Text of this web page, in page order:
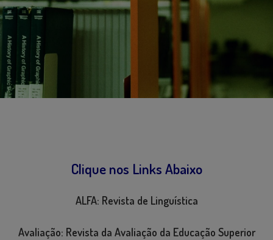
Clique nos Links Abaixo
ALFA: Revista de Linguística
Avaliação: Revista da Avaliação da Educação Superior